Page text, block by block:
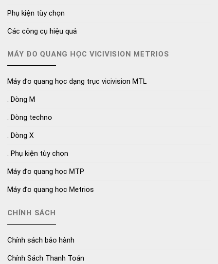
Phụ kiện tùy chọn
Các công cụ hiệu quả
MÁY ĐO QUANG HỌC VICIVISION METRIOS
Máy đo quang học dạng trục vicivision MTL
. Dòng M
. Dòng techno
. Dòng X
. Phụ kiện tùy chọn
Máy đo quang học MTP
Máy đo quang học Metrios
CHÍNH SÁCH
Chính sách bảo hành
Chính Sách Thanh Toán